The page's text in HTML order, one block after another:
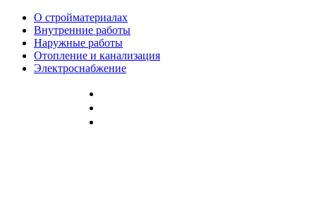
О стройматериалах
Внутренние работы
Наружные работы
Отопление и канализация
Электроснабжение